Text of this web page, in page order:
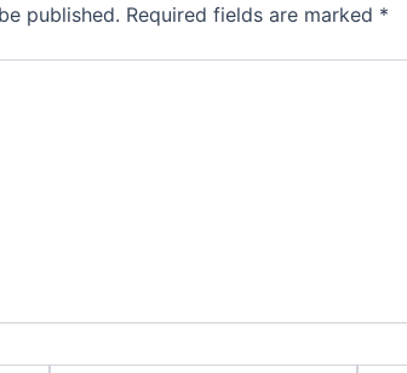
published. Required fields are marked *